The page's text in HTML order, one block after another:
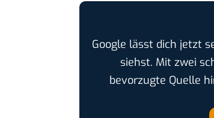
Google lässt dich jetzt
siehst. Mit zwei
bevorzugte Quelle